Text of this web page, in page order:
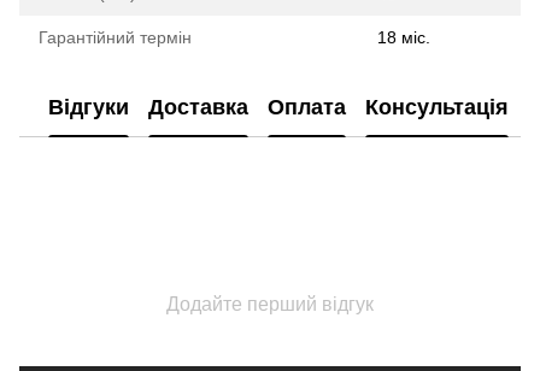
Гарантійний термін 18 міс.
Відгуки Доставка Оплата Консультація
Додайте перший відгук